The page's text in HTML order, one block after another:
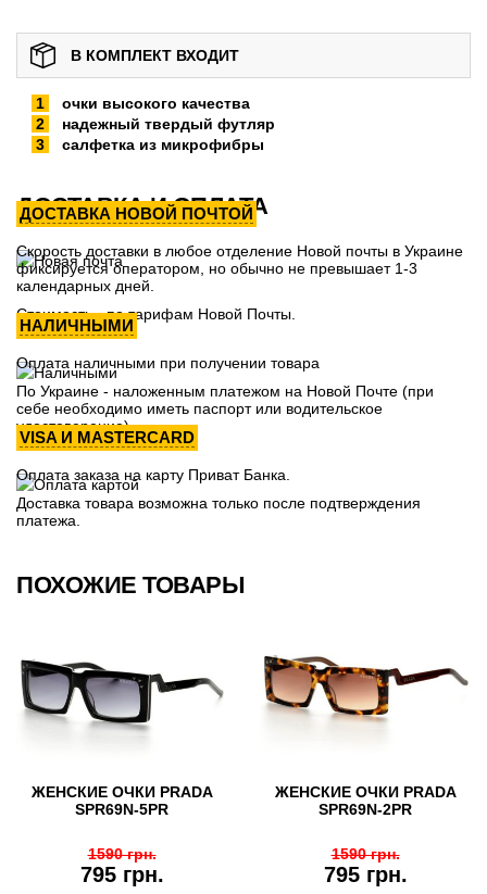
В КОМПЛЕКТ ВХОДИТ
очки высокого качества
надежный твердый футляр
салфетка из микрофибры
ДОСТАВКА И ОПЛАТА
ДОСТАВКА НОВОЙ ПОЧТОЙ
Скорость доставки в любое отделение Новой почты в Украине
фиксируется оператором, но обычно не превышает 1-3
календарных дней.
Стоимость - по тарифам Новой Почты.
НАЛИЧНЫМИ
Оплата наличными при получении товара
По Украине - наложенным платежом на Новой Почте (при
себе необходимо иметь паспорт или водительское
удостоверение)
VISA И MASTERCARD
Оплата заказа на карту Приват Банка.
Доставка товара возможна только после подтверждения
платежа.
ПОХОЖИЕ ТОВАРЫ
ЖЕНСКИЕ ОЧКИ PRADA
SPR69N-5PR
795 грн.
1590 грн.
ЖЕНСКИЕ ОЧКИ PRADA
SPR69N-2PR
795 грн.
1590 грн.